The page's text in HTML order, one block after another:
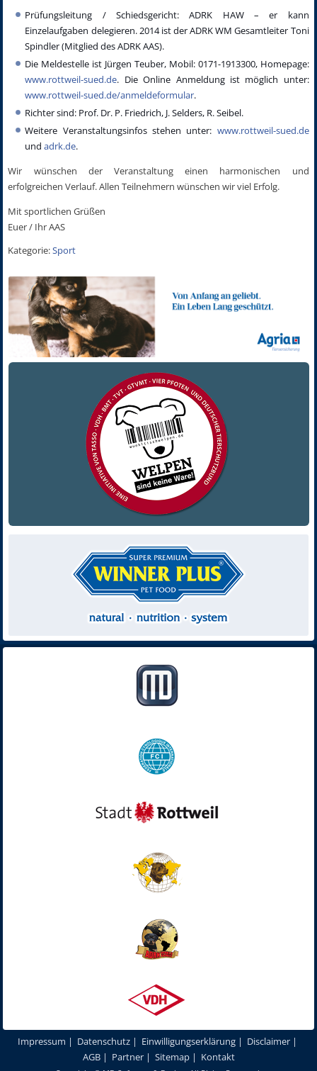
Prüfungsleitung / Schiedsgericht: ADRK HAW – er kann
Einzelaufgaben delegieren. 2014 ist der ADRK WM Gesamtleiter Toni
Spindler (Mitglied des ADRK AAS).
Die Meldestelle ist Jürgen Teuber, Mobil: 0171-1913300, Homepage:
www.rottweil-sued.de. Die Online Anmeldung ist möglich unter:
www.rottweil-sued.de/anmeldeformular.
Richter sind: Prof. Dr. P. Friedrich, J. Selders, R. Seibel.
Weitere Veranstaltungsinfos stehen unter: www.rottweil-sued.de
undadrk.de.
Wir wünschen der Veranstaltung einen harmonischen und
erfolgreichen Verlauf. Allen Teilnehmern wünschen wir viel Erfolg.
Mit sportlichen Grüßen
Euer / Ihr AAS
Kategorie:Sport
Impressum | Datenschutz | Einwilligungserklärung | Disclaimer |
AGB| Partner| Sitemap| Kontakt